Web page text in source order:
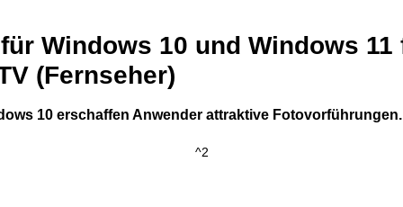
Windows 10 und Windows 11
(Fernseher)
10 erschaffen Anwender attraktive Fotovorführungen.
^2